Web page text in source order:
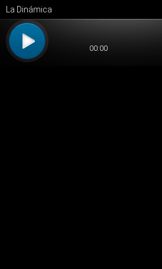
La Dinámica
00:00